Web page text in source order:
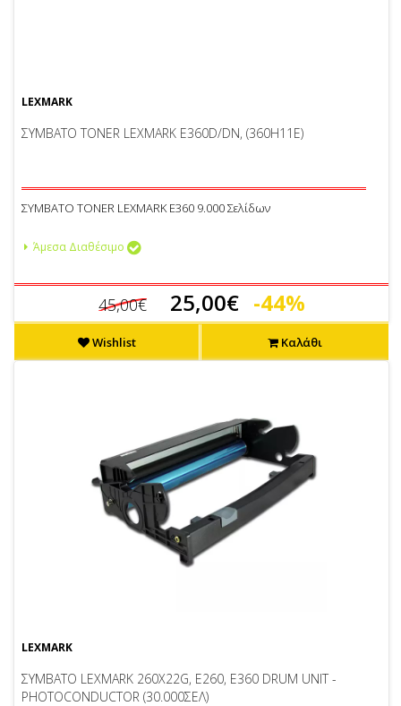
LEXMARK
ΣΥΜΒΑΤΟ TONER LEXMARK E360D/DN, (360H11E)
ΣΥΜΒΑΤΟ TONER LEXMARK E360 9.000 Σελίδων
Άμεσα Διαθέσιμο
45,00€ 25,00€ -44%
Wishlist Καλάθι
LEXMARK
ΣΥΜΒΑΤΟ LEXMARK 260X22G, E260, E360 DRUM UNIT -
PHOTOCONDUCTOR (30.000ΣΕΛ)